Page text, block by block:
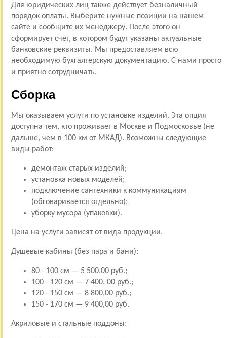
Для юридических лиц также действует безналичный
порядок оплаты. Выберите нужные позиции на нашем
сайте и сообщите их менеджеру. После этого он
сформирует счет, в котором будут указаны актуальные
банковские реквизиты. Мы предоставляем всю
необходимую бухгалтерскую документацию. С нами просто
и приятно сотрудничать.
Сборка
Мы оказываем услуги по установке изделий. Эта опция
доступна тем, кто проживает в Москве и Подмосковье (не
дальше, чем в 100 км от МКАД). Возможны следующие
виды работ:
демонтаж старых изделий;
установка новых моделей;
подключение сантехники к коммуникациям
(обговаривается отдельно);
уборку мусора (упаковки).
Цена на услуги зависят от вида продукции.
Душевые кабины (без пара и бани):
80 - 100 см — 5 500,00 руб.;
100 - 120 см — 7 400, 00 руб.;
120 - 150 см — 8 800,00 руб.;
150 - 170 см — 9 400,00 руб.
Акриловые и стальные поддоны: